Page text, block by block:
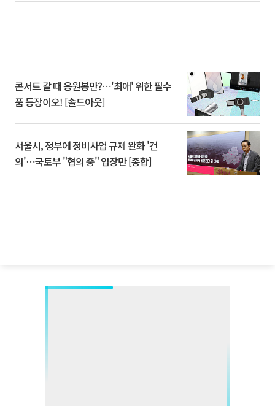
콘서트 갈 때 응원봉만?⋯'최애' 위한 필수
품 등장이오! [솔드아웃]
서울시, 정부에 정비사업 규제 완화 '건
의'⋯국토부 "협의 중" 입장만 [종합]